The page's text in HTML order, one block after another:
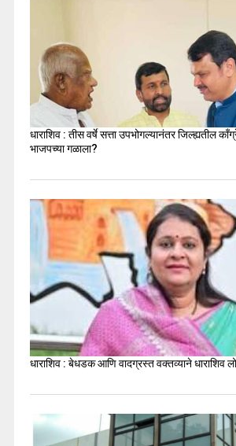
धाराशिव : तीस वर्षे सत्ता उपभोगल्यानंतर जिल्ह्यतील
भाजपच्या गळाला?
धाराशिव : बेधडक आणि वादग्रस्त वक्तव्याने धाराशिव